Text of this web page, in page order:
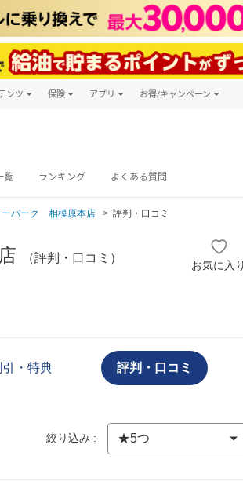
ンツ 保険 アプリ お得/キャンペーン
覧 ランキング よくある質問
ーパーク 相模原本店 評判・口コミ
（評判・口コミ）
お気に入
引・特典 評判・口コミ
絞り込み :